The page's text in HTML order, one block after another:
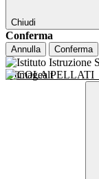
Chiudi
Conferma
Annulla Conferma
NICOLA PELLATI